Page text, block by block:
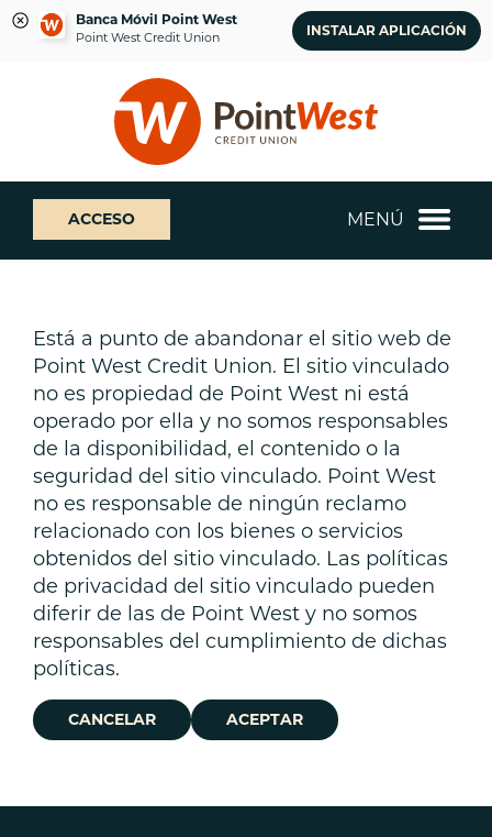
Banca Móvil Point West
Point West Credit Union INSTALAR APLICACIÓN
sesión
banca
web
¿Qué
podemos
ayudarte
a
ACCESO MENÚ
Está a punto de abandonar el sitio web de
Point West Credit Union. El sitio vinculado
no es propiedad de Point West ni está
operado por ella y no somos responsables
de la disponibilidad, el contenido o la
seguridad del sitio vinculado. Point West
no es responsable de ningún reclamo
relacionado con los bienes o servicios
obtenidos del sitio vinculado. Las políticas
de privacidad del sitio vinculado pueden
diferir de las de Point West y no somos
responsables del cumplimiento de dichas
políticas.
CANCELAR ACEPTAR